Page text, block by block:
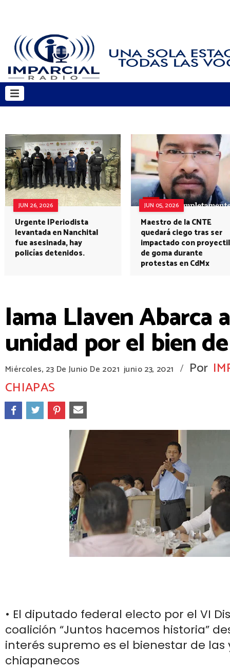
JUN 26, 2026
Urgente |Periodista
levantada en Nanchital
fue asesinada, hay
policías detenidos.
JUN 05, 2026
Maestro de la CNTE
quedará ciego tras ser
impactado con proyectil
de goma durante
protestas en CdMx
lama Llaven Abarca
unidad por el bien
Miércoles, 23 De Junio De 2021 junio 23, 2021 / Por
CHIAPAS
• El diputado federal electo por el VI
coalición “Juntos hacemos historia”
interés supremo es el bienestar de las
chiapanecos